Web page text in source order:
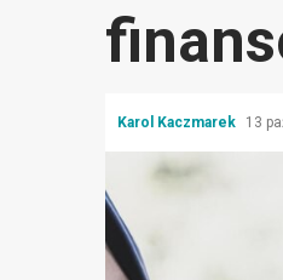
Karol Kaczmarek 13